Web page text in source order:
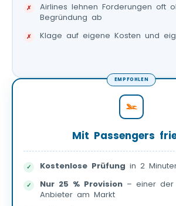
Airlines lehnen Forderungen oft
Begründung ab
Klage auf eigene Kosten und
EMPFOHLEN
Mit Passengers
Kostenlose Prüfung in 2
Nur 25 % Provision – einer der
Anbieter am Markt